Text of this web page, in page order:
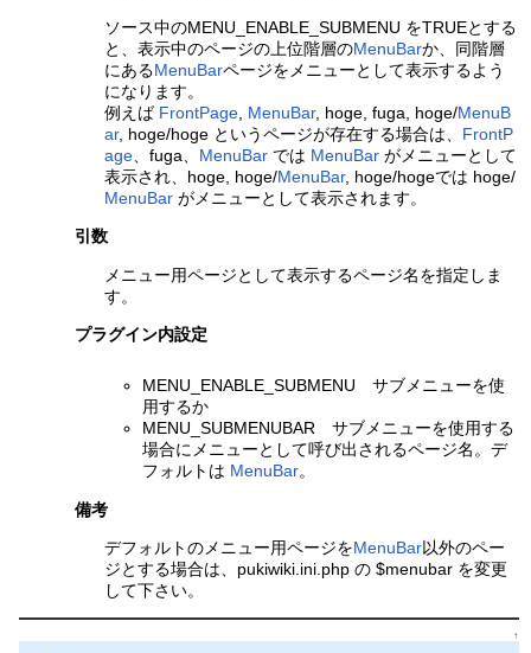
ソース中のMENU_ENABLE_SUBMENU をTRUEとする
と、表示中のページの上位階層のMenuBarか、同階層
にあるMenuBarページをメニューとして表示するよう
になります。
例えば FrontPage MenuBar, hoge, fuga, hoge/MenuB
ar, hoge/hoge というページが存在する場合は、 FrontP
age 、fuga、 MenuBar では MenuBar がメニューとして
表示され、hoge, hoge/MenuBar, hoge/hogeでは hoge/
MenuBar がメニューとして表示されます。
引数
メニュー用ページとして表示するページ名を指定しま
す。
プラグイン内設定
MENU_ENABLE_SUBMENU サブメニューを使
用するか
MENU_SUBMENUBAR サブメニューを使用する
場合にメニューとして呼び出されるページ名。デ
フォルトは MenuBar。
備考
デフォルトのメニュー用ページをMenuBar以外のペー
ジとする場合は、pukiwiki.ini.php の $menubar を変更
して下さい。
↑